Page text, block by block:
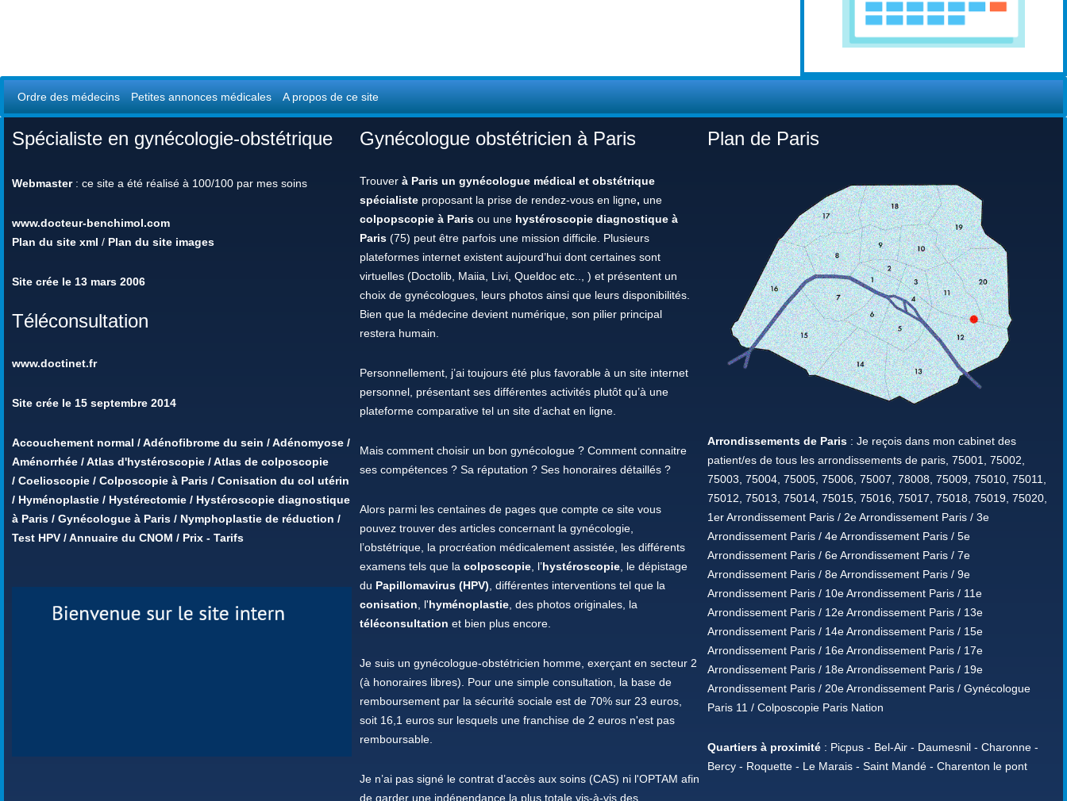
Ordre des médecins Petites annonces médicales A propos de ce site
Spécialiste en gynécologie-obstétrique
Webmaster: ce site a été réalisé à 100/100 par mes soins
www.docteur-benchimol.com
Plan du site xml / Plan du site images
Site crée le 13 mars 2006
Téléconsultation
www.doctinet.fr
Site crée le 15 septembre 2014
Accouchement normal /Adénofibrome du sein /Adénomyose /
Aménorrhée /Atlas d'hystéroscopie /Atlas de colposcopie
/ Coelioscopie / Colposcopie à Paris / Conisation du col utérin
/ Hyménoplastie / Hystérectomie / Hystéroscopie diagnostique
à Paris / Gynécologue à Paris / Nymphoplastie de réduction /
Test HPV /Annuaire du CNOM / Prix - Tarifs
Gynécologue obstétricien à Paris
Trouver à Paris un gynécologue médical et obstétrique
spécialiste proposant la prise de rendez-vous en ligne, une
colpopscopie à Paris ou une hystéroscopie diagnostique à
Paris (75) peut être parfois une mission difficile. Plusieurs
plateformes internet existent aujourd’hui dont certaines sont
virtuelles (Doctolib, Maiia, Livi, Queldoc etc.., ) et présentent un
choix de gynécologues, leurs photos ainsi que leurs disponibilités.
Bien que la médecine devient numérique, son pilier principal
restera humain.
Personnellement, j’ai toujours été plus favorable à un site internet
personnel, présentant ses différentes activités plutôt qu’à une
plateforme comparative tel un site d’achat en ligne.
Mais comment choisir un bon gynécologue ? Comment connaitre
ses compétences ? Sa réputation ? Ses honoraires détaillés ?
Alors parmi les centaines de pages que compte ce site vous
pouvez trouver des articles concernant la gynécologie,
l’obstétrique, la procréation médicalement assistée, les différents
examens tels que la colposcopie , l’hystéroscopie , le dépistage
du Papillomavirus (HPV) , différentes interventions tel que la
conisation , l'hyménoplastie , des photos originales, la
téléconsultation et bien plus encore.
Je suis un gynécologue-obstétricien homme, exerçant en secteur 2
(à honoraires libres). Pour une simple consultation, la base de
remboursement par la sécurité sociale est de 70% sur 23 euros,
soit 16,1 euros sur lesquels une franchise de 2 euros n'est pas
remboursable.
Je n’ai pas signé le contrat d’accès aux soins (CAS) ni l'OPTAM afin
de garder une indépendance la plus totale vis-à-vis des
Plan de Paris
Arrondissements de Paris : Je reçois dans mon cabinet des
patient/es de tous les arrondissements de paris, 75001, 75002,
75003, 75004, 75005, 75006, 75007, 78008, 75009, 75010, 75011,
75012, 75013, 75014, 75015, 75016, 75017, 75018, 75019, 75020,
1er Arrondissement Paris / 2e Arrondissement Paris / 3e
Arrondissement Paris / 4e Arrondissement Paris / 5e
Arrondissement Paris / 6e Arrondissement Paris / 7e
Arrondissement Paris / 8e Arrondissement Paris / 9e
Arrondissement Paris / 10e Arrondissement Paris / 11e
Arrondissement Paris / 12e Arrondissement Paris / 13e
Arrondissement Paris / 14e Arrondissement Paris / 15e
Arrondissement Paris / 16e Arrondissement Paris / 17e
Arrondissement Paris / 18e Arrondissement Paris / 19e
Arrondissement Paris / 20e Arrondissement Paris / Gynécologue
Paris 11 / Colposcopie Paris Nation
Quartiers à proximité : Picpus - Bel-Air - Daumesnil - Charonne -
Bercy - Roquette - Le Marais - Saint Mandé - Charenton le pont